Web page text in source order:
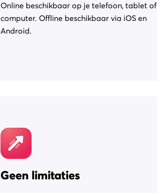
Online beschikbaar op je telefoon, tablet of
computer. Offline beschikbaar via iOS en
Android.
Geen limitaties